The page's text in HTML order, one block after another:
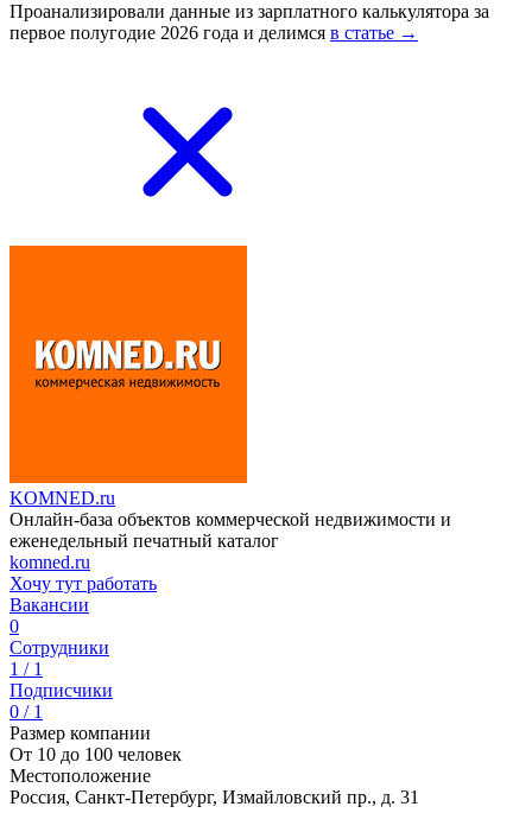
Проанализировали данные из зарплатного калькулятора за
первое полугодие 2026 года и делимся в статье →
KOMNED.ru
Онлайн-база объектов коммерческой недвижимости и
еженедельный печатный каталог
komned.ru
Хочу тут работать
Вакансии
0
Сотрудники
1 / 1
Подписчики
0 / 1
Размер компании
От 10 до 100 человек
Местоположение
Россия, Санкт-Петербург, Измайловский пр., д. 31